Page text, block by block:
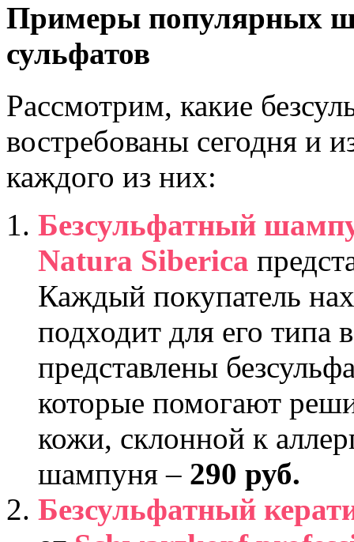
Примеры популярных
сульфатов
Рассмотрим, какие
востребованы сегодня и
каждого из них:
Безсульфатный
Natura Siberica
Каждый покупатель
подходит для его типа
представлены
которые помогают
кожи, склонной к
шампуня – 290 руб.
Безсульфатный